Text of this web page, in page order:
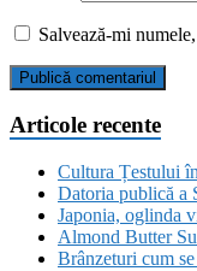
Salvează-mi
Articole recente
Cultura Țestului
Datoria publică a
Japonia, oglinda
Almond Butter
Brânzeturi cum